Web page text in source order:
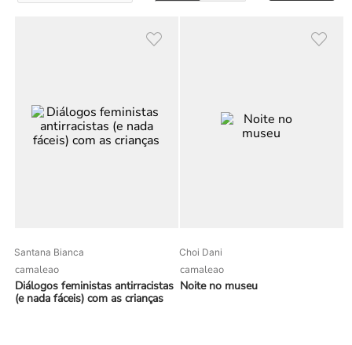
Santana Bianca
camaleao
Diálogos feministas antirracistas
(e nada fáceis) com as crianças
Choi Dani
camaleao
Noite no museu